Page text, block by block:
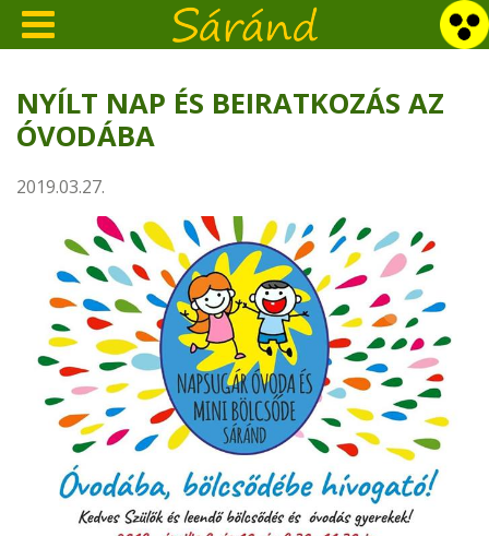
NYÍLT NAP ÉS BEIRATKOZÁS AZ
ÓVODÁBA
2019.03.27.